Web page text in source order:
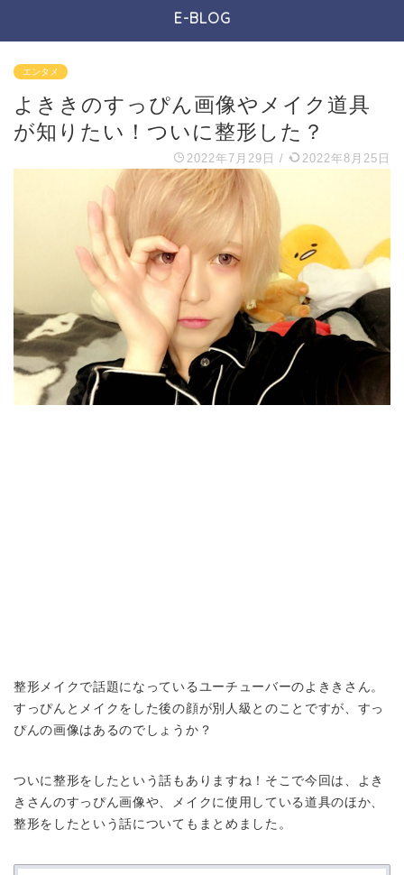
E-BLOG
エンタメ
よききのすっぴん画像やメイク道具
が知りたい！ついに整形した？
2022年7月29日 / 2022年8月25日
整形メイクで話題になっているユーチューバーのよききさん。
すっぴんとメイクをした後の顔が別人級とのことですが、すっ
ぴんの画像はあるのでしょうか？
ついに整形をしたという話もありますね！そこで今回は、よき
きさんのすっぴん画像や、メイクに使用している道具のほか、
整形をしたという話についてもまとめました。